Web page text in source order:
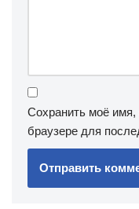
Сохранить моё имя,
браузере для